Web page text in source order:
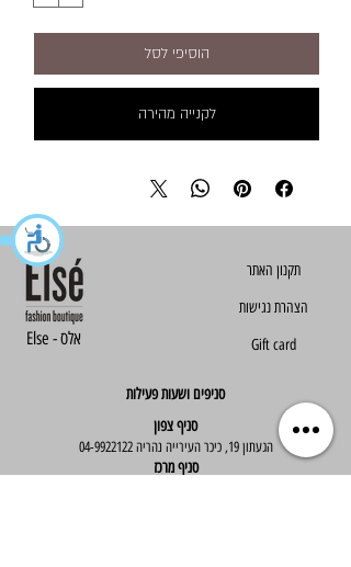
הוסיפי לסל
לקנייה מהירה
Else - אלס
תקנון האתר​​
הצהרת נגישות
Gift card
סניפים ושעות פעילות
סניף צפון
הגעתון 19, כיכר העירייה נהריה 04-9922122
סניף מרכז